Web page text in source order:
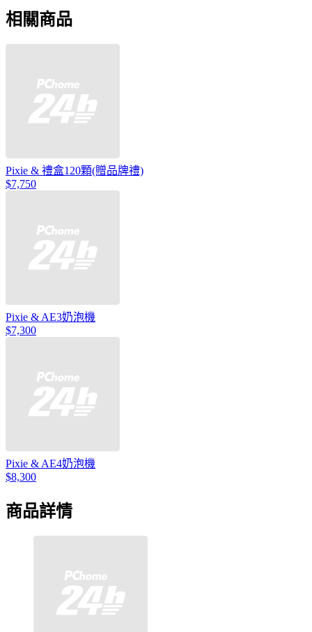
相關商品
Pixie & 禮盒120顆(贈品牌禮)
$7,750
Pixie & AE3奶泡機
$7,300
Pixie & AE4奶泡機
$8,300
商品詳情